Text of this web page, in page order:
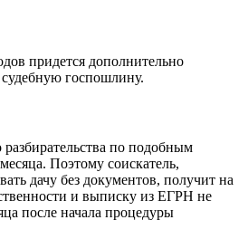
придется дополнительно
судебную госпошлину.
разбирательства по подобным
Поэтому соискатель,
дачу без документов, получит на
и выписку из ЕГРН не
после начала процедуры